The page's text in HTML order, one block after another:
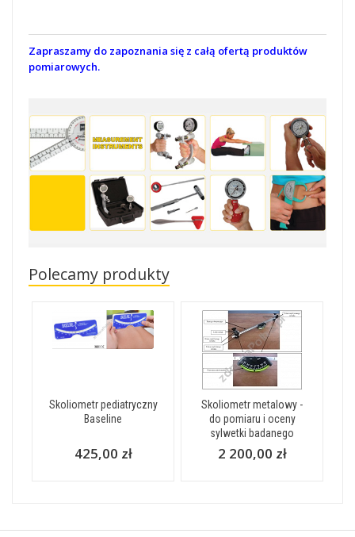
Zapraszamy do zapoznania się z całą ofertą produktów
pomiarowych.
Polecamy produkty
Skoliometr pediatryczny
Baseline
425,00 zł
Skoliometr metalowy -
do pomiaru i oceny
sylwetki badanego
2 200,00 zł